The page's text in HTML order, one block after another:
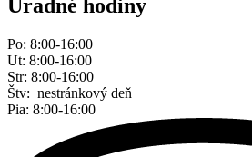
Úradné hodiny
Po: 8:00-16:00
Ut: 8:00-16:00
Str: 8:00-16:00
Štv: nestránkový deň
Pia: 8:00-16:00